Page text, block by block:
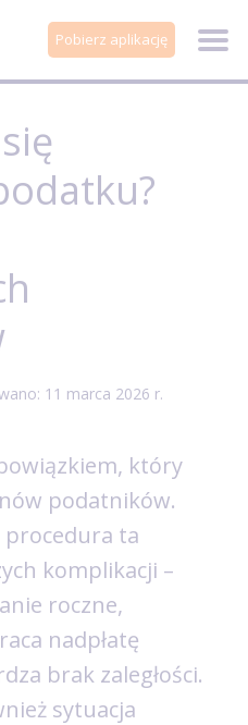
Pobierz aplikację
11 marca 2026 r.
który
podatników.
ta
komplikacji –
roczne,
nadpłatę
brak zaległości.
sytuacja